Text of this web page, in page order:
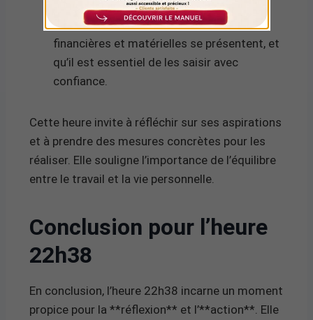
celle du 8, représentant l’abondance et le
succès. Il indique que des opportunités
financières et matérielles se présentent, et
qu’il est essentiel de les saisir avec
confiance.
Cette heure invite à réfléchir sur ses aspirations
et à prendre des mesures concrètes pour les
réaliser. Elle souligne l’importance de l’équilibre
entre le travail et la vie personnelle.
Conclusion pour l’heure
22h38
En conclusion, l’heure 22h38 incarne un moment
propice pour la **réflexion** et l’**action**. Elle